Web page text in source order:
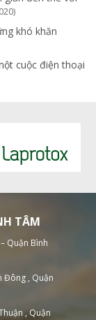
khó khăn
cuộc điện thoại
TÂM
Quận Bình
Đông , Quận
, Quận